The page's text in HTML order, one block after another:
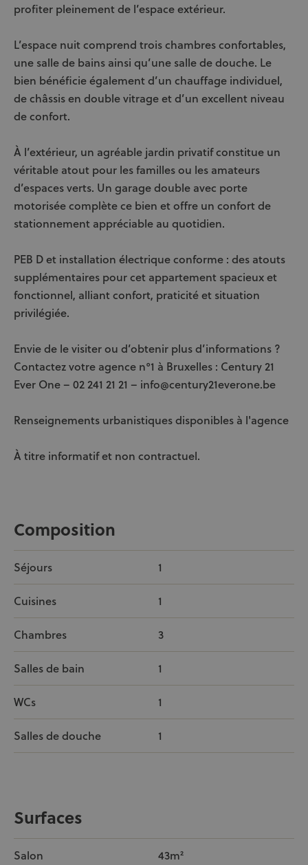
profiter pleinement de l’espace extérieur.
L’espace nuit comprend trois chambres confortables,
une salle de bains ainsi qu’une salle de douche. Le
bien bénéficie également d’un chauffage individuel,
de châssis en double vitrage et d’un excellent niveau
de confort.
À l’extérieur, un agréable jardin privatif constitue un
véritable atout pour les familles ou les amateurs
d’espaces verts. Un garage double avec porte
motorisée complète ce bien et offre un confort de
stationnement appréciable au quotidien.
PEB D et installation électrique conforme : des atouts
supplémentaires pour cet appartement spacieux et
fonctionnel, alliant confort, praticité et situation
privilégiée.
Envie de le visiter ou d’obtenir plus d’informations ?
Contactez votre agence n°1 à Bruxelles : Century 21
Ever One – 02 241 21 21 – info@century21everone.be
Renseignements urbanistiques disponibles à l'agence
À titre informatif et non contractuel.
Composition
Séjours 1
Cuisines 1
Chambres 3
Salles de bain 1
WCs 1
Salles de douche 1
Surfaces
Salon 43m²